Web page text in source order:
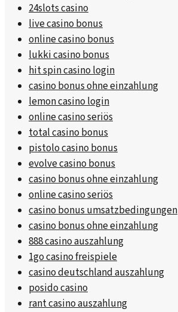
24slots casino
live casino bonus
online casino bonus
lukki casino bonus
hit spin casino login
casino bonus ohne einzahlung
lemon casino login
online casino seriös
total casino bonus
pistolo casino bonus
evolve casino bonus
casino bonus ohne einzahlung
online casino seriös
casino bonus umsatzbedingungen
casino bonus ohne einzahlung
888 casino auszahlung
1go casino freispiele
casino deutschland auszahlung
posido casino
rant casino auszahlung